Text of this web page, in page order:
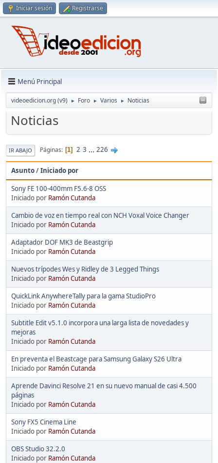
Iniciar sesión Registrarse
Menú Principal
videoedicion.org (v9) ► Foro ► Varios ► Noticias
Noticias
IR ABAJO Páginas 1 2 3 ... 226
Asunto/Iniciado por
Sony FE 100-400mm F5.6-8 OSS
Iniciado por Ramón Cutanda
Cambio de voz en tiempo real con NCH Voxal Voice Changer
Iniciado por Ramón Cutanda
Adaptador DOF MK3 de Beastgrip
Iniciado por Ramón Cutanda
Nuevos trípodes Wes y Ridley de 3 Legged Things
Iniciado por Ramón Cutanda
QuickLink AnywhereTally para la gama StudioPro
Iniciado por Ramón Cutanda
Subtitle Edit v5.1.0 incorpora una larga lista de novedades y
mejoras
Iniciado por Ramón Cutanda
En preventa el Beastcage para Samsung Galaxy S26 Ultra
Iniciado por Ramón Cutanda
Aprende Davinci Resolve 21 en su nuevo manual de casi 4.500
páginas
Iniciado por Ramón Cutanda
Sony FX5 Cinema Line
Iniciado por Ramón Cutanda
OBS Studio 32.2.0
Iniciado por Ramón Cutanda